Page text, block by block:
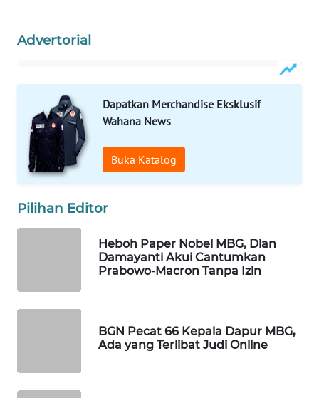
Advertorial
Dapatkan Merchandise Eksklusif
Wahana News
Buka Katalog
Pilihan Editor
Heboh Paper Nobel MBG, Dian
Damayanti Akui Cantumkan
Prabowo-Macron Tanpa Izin
BGN Pecat 66 Kepala Dapur MBG,
Ada yang Terlibat Judi Online
WAHANA
WAHANA
TV
WAHANANEWS
ID
WAHANANEWS
WAHANA
UMKM